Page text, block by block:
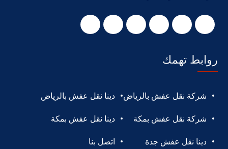
روابط تهمك
شركة نقل عفش بالرياض دينا نقل عفش بالرياض
شركة نقل عفش بمكة دينا نقل عفش بمكة
دينا نقل عفش جدة اتصل بنا